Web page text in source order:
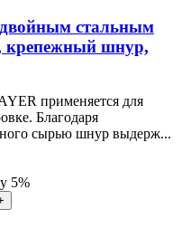
стальным
крепежный шнур,
применяется для
Благодаря
сырью шнур выдерж...
5%